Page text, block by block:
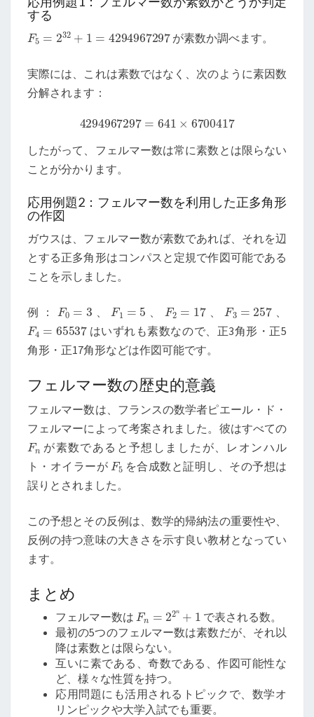
する
F5 32+ 4294967297 が素数か調べます。
実際には、これは素数ではなく、次のように素因数
分解されます：
4294967297= 641 ×6700417
したがって、フェルマー数は常に素数とは限らない
ことが分かります。
応用例題2：フェルマー数を利用した正多角形
の作図
ガウスは、フェルマー数が素数であれば、それを辺
とする正多角形はコンパスと定規で作図可能である
ことを示しました。
例： F0 、F1 、 F2 17 、F3 257 、
F4 65537
はいずれも素数なので、正3角形・正5
角形・正17角形などは作図可能です。
フェルマー数の歴史的意義
フェルマー数は、フランスの数学者ピエール・ド・
フェルマーによって考案されました。彼はすべての
Fn が素数であると予想しましたが、レオンハル
ト・オイラーが F5 を合成数と証明し、その予想は
誤りとされました。
この予想とその反例は、数学的帰納法の重要性や、
反例の持つ意味の大きさを示す良い教材となってい
ます。
まとめ
フェルマー数は Fn 2n+
で表される数。
最初の5つのフェルマー数は素数だが、それ以
降は素数とは限らない。
互いに素である、奇数である、作図可能性な
ど、様々な性質を持つ。
応用問題にも活用されるトピックで、数学オ
リンピックや大学入試でも重要。